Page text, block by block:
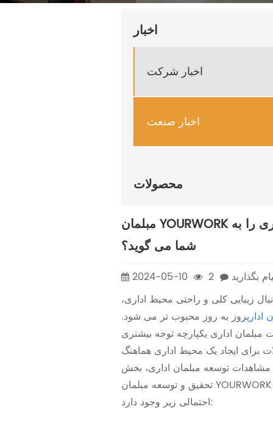
اخبار
اخبار شرکت
اخبار صنعت
محصولات
مبلمان YOURWORK روند مبلمان اداری را به
شما می گوید؟
2024-05-10 2
بگذارید
زیبایی کلی و راحتی محیط اداری،
اداریروز به روز محبوب تر می شود.
مبلمان اداری یکپارچه توجه بیشتری
برای ایجاد یک محیط اداری هماهنگ
توسعه مبلمان اداری، بخش
تحقیق و توسعه مبلمان YOURWORK معتقد است روندهای
احتمالی زیر وجود دارد: